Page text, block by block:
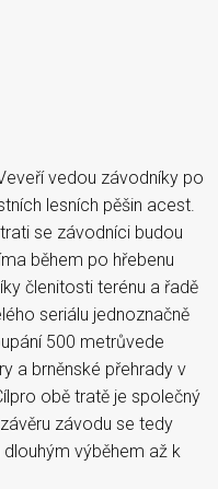
vedou závodníky po
lesních pěšin acest.
se závodníci budou
během po hřebenu
členitosti terénu a řadě
seriálu jednoznačně
500 metrůvede
a brněnské přehrady v
obě tratě je společný
závodu se tedy
výběhem až k